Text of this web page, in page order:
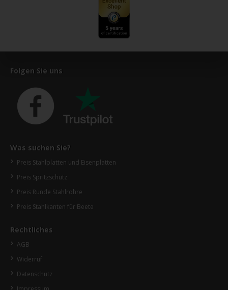
Folgen Sie uns
Was suchen Sie?
Preis Stahlplatten und Eisenplatten
Preis Spritzschutz
Preis Runde Stahlrohre
Preis Stahlkanten für Beete
Rechtliches
AGB
Widerruf
Datenschutz